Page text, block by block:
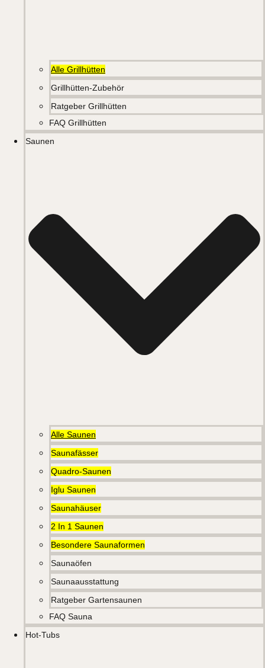
Alle Grillhütten
Grillhütten-Zubehör
Ratgeber Grillhütten
FAQ Grillhütten
Saunen
Alle Saunen
Saunafässer
Quadro-Saunen
Iglu Saunen
Saunahäuser
2 In 1 Saunen
Besondere Saunaformen
Saunaöfen
Saunaausstattung
Ratgeber Gartensaunen
FAQ Sauna
Hot-Tubs